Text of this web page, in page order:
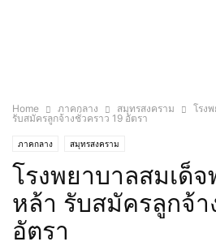
Home ภาคกลาง สมุทรสงคราม
โรง
รับสมัครลูกจ้างชั่วคราว 19 อัตรา
ภาคกลาง สมุทรสงคราม
โรงพยาบาลสมเด็
หล้า รับสมัครลูกจ้า
อัตรา